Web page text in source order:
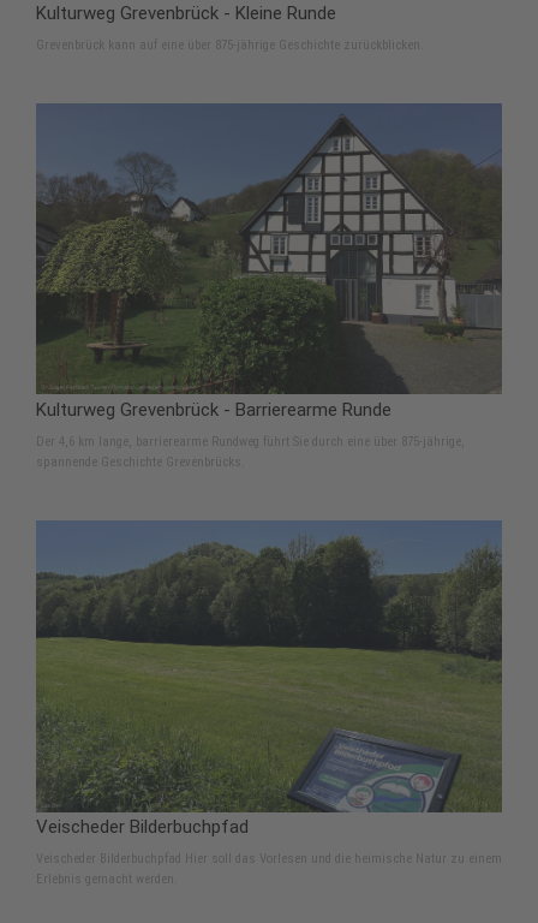
Kulturweg Grevenbrück - Kleine Runde
Grevenbrück kann auf eine über 875-jährige Geschichte zurückblicken.
Kulturweg Grevenbrück - Barrierearme Runde
Der 4,6 km lange, barrierearme Rundweg führt Sie durch eine über 875-jährige,
spannende Geschichte Grevenbrücks.
Veischeder Bilderbuchpfad
Veischeder Bilderbuchpfad Hier soll das Vorlesen und die heimische Natur zu einem
Erlebnis gemacht werden.